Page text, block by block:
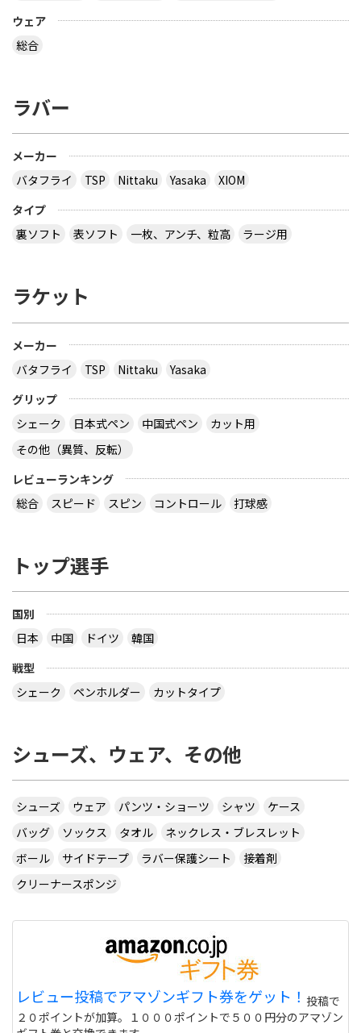
ウェア
総合
ラバー
メーカー
バタフライ
TSP Nittaku Yasaka
XIOM
タイプ
裏ソフト
表ソフト 一枚、アンチ、粒高 ラージ用
ラケット
メーカー
バタフライ
TSP Nittaku
Yasaka
グリップ
シェーク
日本式ペン 中国式ペン
カット用
その他（異質、反転）
レビューランキング
総合
スピード スピン コントロール 打球感
トップ選手
国別
日本
中国 ドイツ
韓国
戦型
シェーク
ペンホルダー カットタイプ
シューズ、ウェア、その他
シューズ ウェア パンツ・ショーツ シャツ
ケース
バッグ
ソックス タオル
ネックレス・ブレスレット
ボール
サイドテープ ラバー保護シート
接着剤
クリーナースポンジ
レビュー投稿でアマゾンギフト券をゲット！ 投稿で
２０ポイントが加算。１０００ポイントで５００円分のアマゾン